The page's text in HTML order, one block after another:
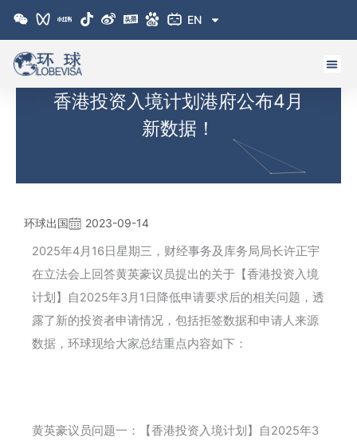
EN
香港投资入境计划港府公布4月
新数据！
环球出国 2023-09-14
2025年4月16日星期三，财经事务及库务局局长许正宇
在立法会上回答黄英豪议员提出的关于【香港投资入境
计划】自2025年3月1日降低申请要求后的相关问题，透
露了新的投资者申请情况，包括拒签数据和申请人来源
数据，环球现给大家总结重点内容如下：
黄英豪议员问题一：【香港投资入境计划】自2025年3